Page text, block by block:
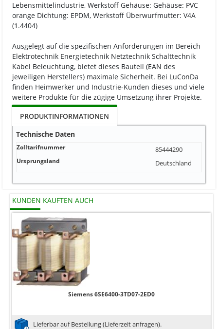
Lebensmittelindustrie, Werkstoff Gehäuse: Gehäuse: PVC
orange Dichtung: EPDM, Werkstoff Überwurfmutter: V4A
(1.4404)
Ausgelegt auf die spezifischen Anforderungen im Bereich
Elektrotechnik Energietechnik Netztechnik Schalttechnik
Kabel Beleuchtung, bietet dieses Bauteil (EAN des
jeweiligen Herstellers) maximale Sicherheit. Bei LuConDa
finden Heimwerker und Industrie-Kunden dieses und viele
weitere Produkte für die zügige Umsetzung ihrer Projekte.
PRODUKTINFORMATIONEN
Technische Daten
Zolltarifnummer 85444290
Ursprungsland Deutschland
KUNDEN KAUFTEN AUCH
Siemens 6SE6400-3TD07-2ED0
Lieferbar auf Bestellung (Lieferzeit anfragen).